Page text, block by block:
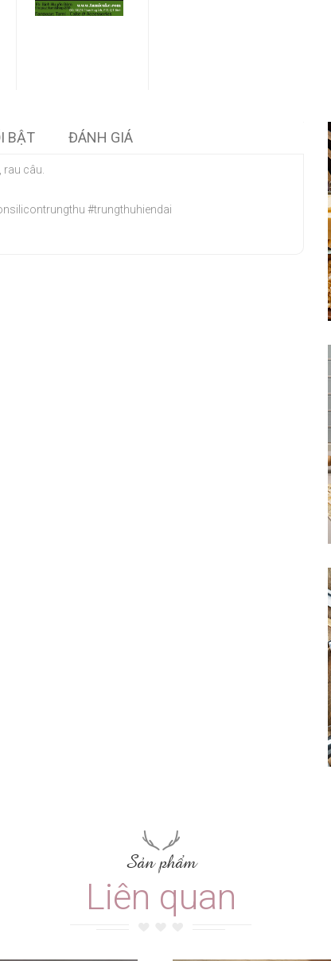
BẬT ĐÁNH GIÁ
câu.
#trungthuhiendai
Sản phẩm
Liên quan